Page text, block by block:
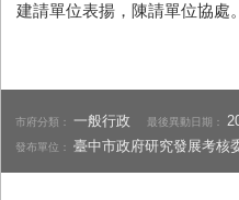
建請單位表揚，陳請單位協處。
市府分類：一般行政 最後異動日期：
發布單位：臺中市政府研究發展考核